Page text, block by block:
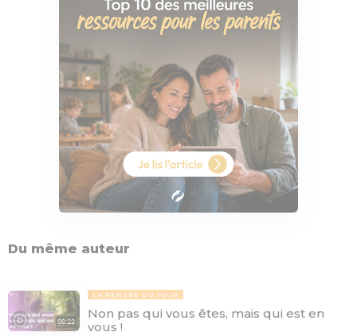
Du même auteur
08:22
LA PENSÉE DU JOUR
Non pas qui vous êtes, mais qui est en
vous !